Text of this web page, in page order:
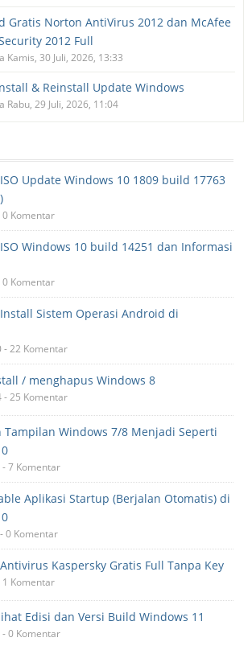
Gratis Norton AntiVirus 2012 dan McAfee
2012 Full
Kamis, 30 Juli, 2026, 13:33
& Reinstall Update Windows
Rabu, 29 Juli, 2026, 11:04
Update Windows 10 1809 build 17763
0 Komentar
Windows 10 build 14251 dan Informasi
0 Komentar
Install Sistem Operasi Android di
- 22 Komentar
/ menghapus Windows 8
- 25 Komentar
Tampilan Windows 7/8 Menjadi Seperti
- 7 Komentar
Aplikasi Startup (Berjalan Otomatis) di
0 Komentar
Kaspersky Gratis Full Tanpa Key
1 Komentar
Edisi dan Versi Build Windows 11
- 0 Komentar